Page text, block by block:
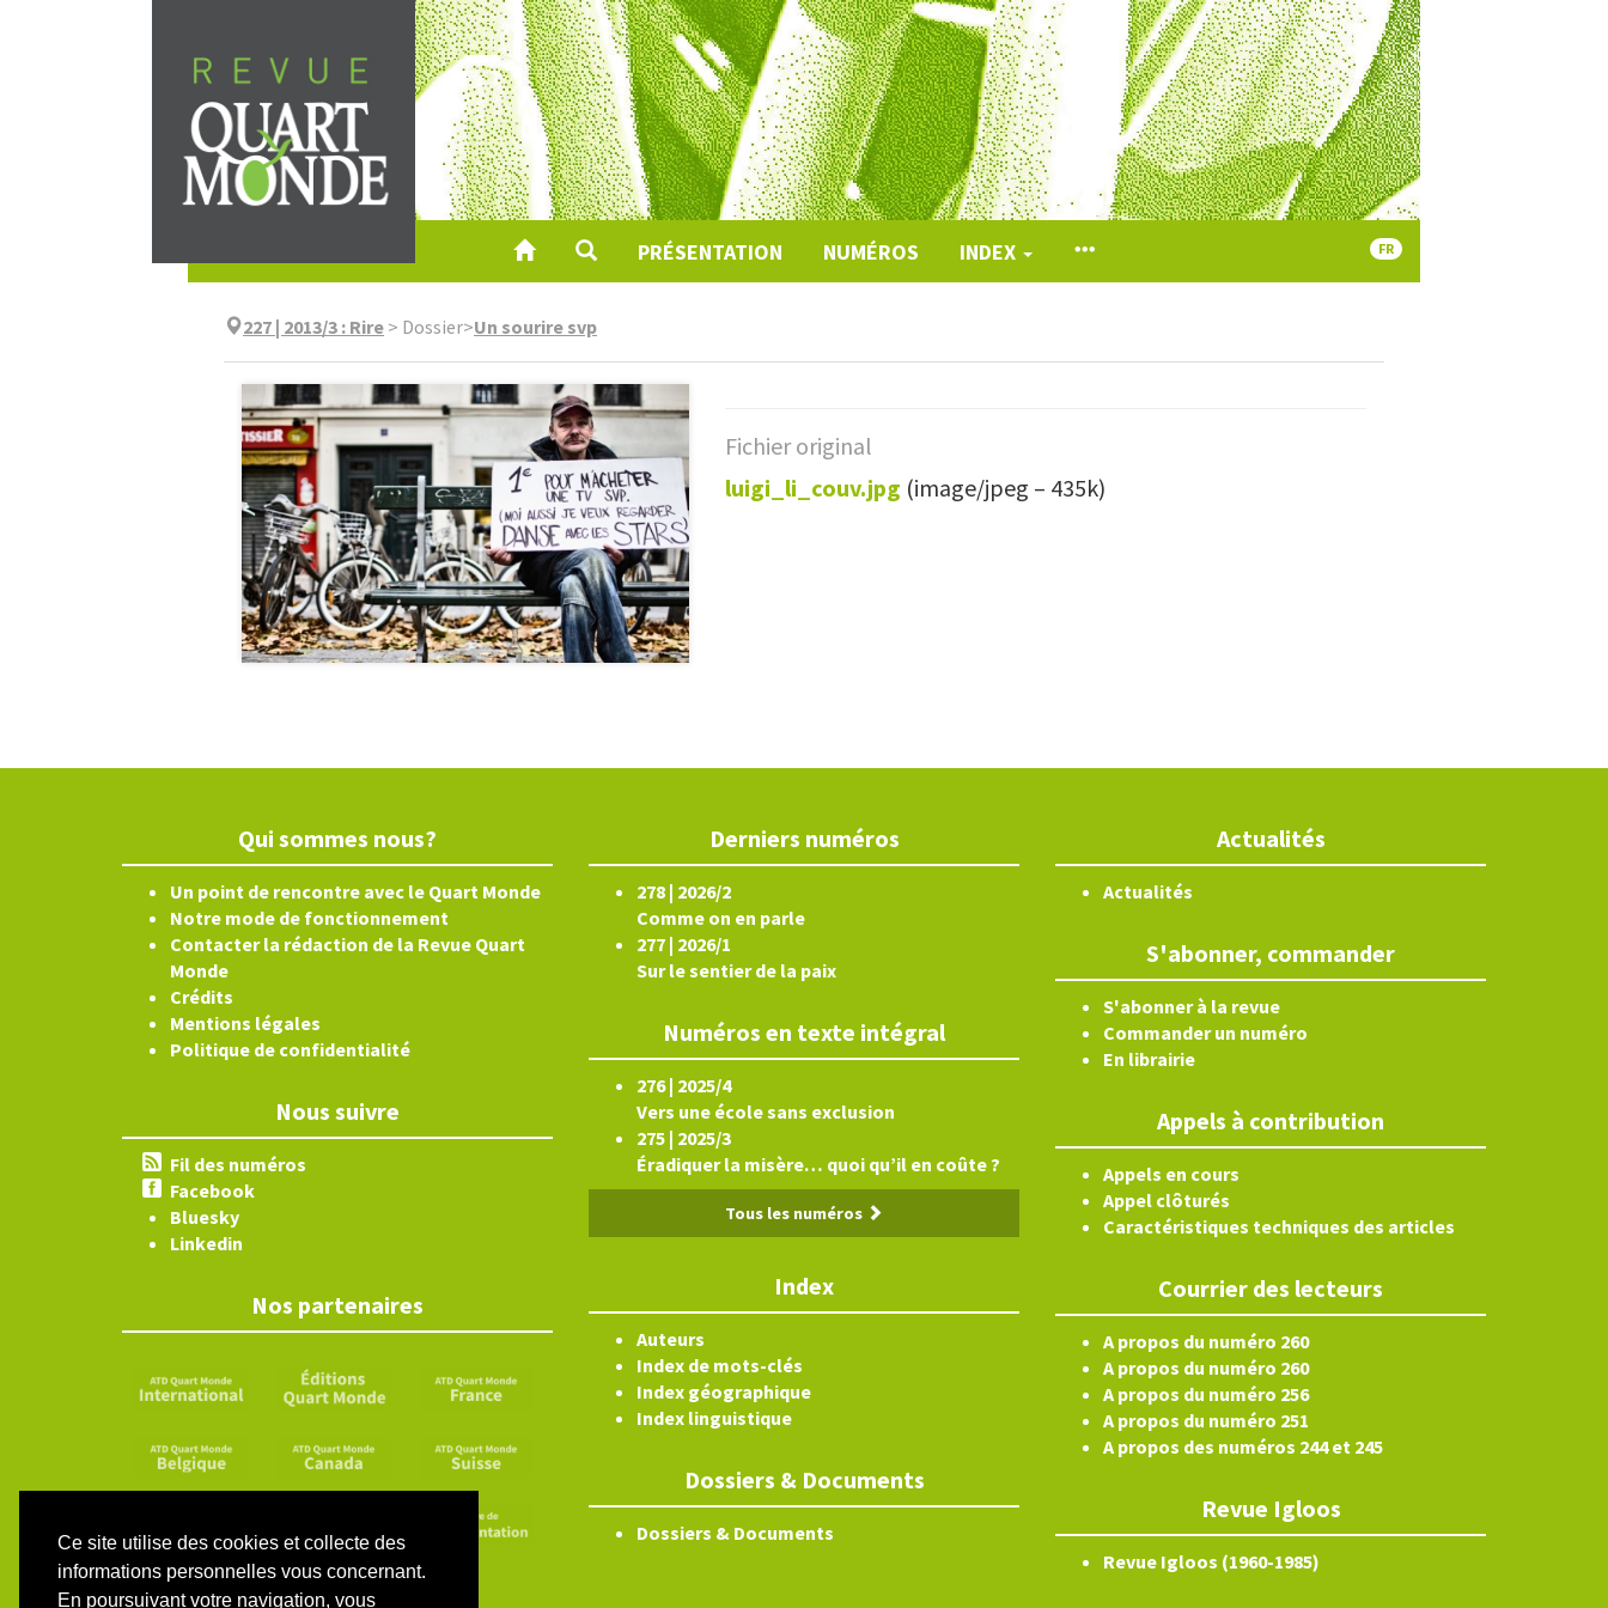
Ce site utilise des cookies et collecte des
informations personnelles vous concernant.
En poursuivant votre navigation, vous
au
contenu
PRÉSENTATION NUMÉROS INDEX FR
227 | 2013/3 : Rire > Dossier>Un sourire svp
Fichier original
luigi_li_couv.jpg (image/jpeg – 435k)
Qui sommes nous?
Un point de rencontre avec le Quart Monde
Notre mode de fonctionnement
Contacter la rédaction de la Revue Quart
Monde
Crédits
Mentions légales
Politique de confidentialité
Nous suivre
Fil des numéros
Facebook
Bluesky
Linkedin
Nos partenaires
Derniers numéros
278 | 2026/2
Comme on en parle
277 | 2026/1
Sur le sentier de la paix
Numéros en texte intégral
276 | 2025/4
Vers une école sans exclusion
275 | 2025/3
Éradiquer la misère… quoi qu’il en coûte ?
Tous les numéros
Index
Auteurs
Index de mots-clés
Index géographique
Index linguistique
Dossiers & Documents
Dossiers & Documents
Actualités
Actualités
S'abonner, commander
S'abonner à la revue
Commander un numéro
En librairie
Appels à contribution
Appels en cours
Appel clôturés
Caractéristiques techniques des articles
Courrier des lecteurs
A propos du numéro 260
A propos du numéro 260
A propos du numéro 256
A propos du numéro 251
A propos des numéros 244 et 245
Revue Igloos
Revue Igloos (1960-1985)